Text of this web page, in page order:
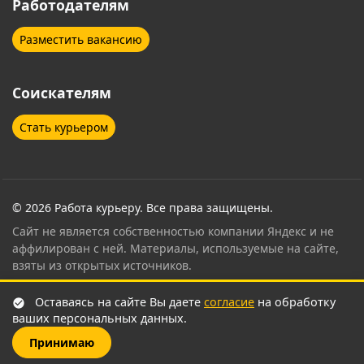
Елабуга
Звенигород
Иваново
Йошкар-Ола Казань
Калининград Калуга
Кемерово
Киров Кисловодск
Клин
Работодателям
Разместить вакансию
Соискателям
Стать курьером
© 2026 Работа курьеру. Все права защищены.
Сайт не является собственностью компании Яндекс и не
аффилирован с ней. Материалы, используемые на сайте,
взяты из открытых источников.
сертифицированным специалистом по привлечению
курьеров Яндекс Еда.
Оставаясь на сайте Вы даете согласие на обработку
ваших персональных данных.
Принимаю